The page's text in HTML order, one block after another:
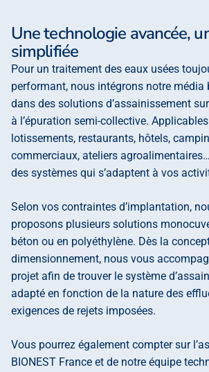
Une technologie avancée,
simplifiée
Pour un traitement des eaux usées
performant, nous intégrons notre média
dans des solutions d’assainissement
à l’épuration semi-collective.
lotissements, restaurants, hôtels,
commerciaux, ateliers
des systèmes qui s’adaptent à vos
Selon vos contraintes d’implantation,
proposons plusieurs solutions
béton ou en polyéthylène. Dès la
dimensionnement, nous vous
projet afin de trouver le système
adapté en fonction de la nature des
exigences de rejets imposées.
Vous pourrez également compter sur
BIONEST France et de notre équipe